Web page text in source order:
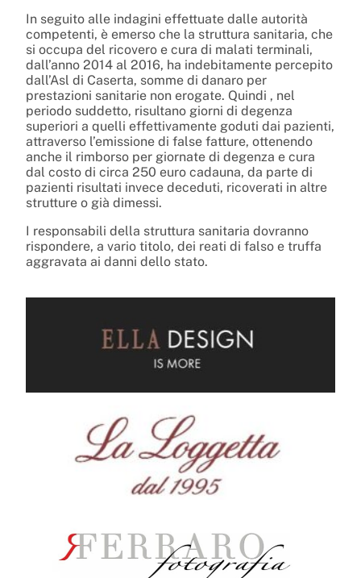
In seguito alle indagini effettuate dalle autorità
competenti, è emerso che la struttura sanitaria, che
si occupa del ricovero e cura di malati terminali,
dall’anno 2014 al 2016, ha indebitamente percepito
dall’Asl di Caserta, somme di danaro per
prestazioni sanitarie non erogate. Quindi , nel
periodo suddetto, risultano giorni di degenza
superiori a quelli effettivamente goduti dai pazienti,
attraverso l’emissione di false fatture, ottenendo
anche il rimborso per giornate di degenza e cura
dal costo di circa 250 euro cadauna, da parte di
pazienti risultati invece deceduti, ricoverati in altre
strutture o già dimessi.
I responsabili della struttura sanitaria dovranno
rispondere, a vario titolo, dei reati di falso e truffa
aggravata ai danni dello stato.